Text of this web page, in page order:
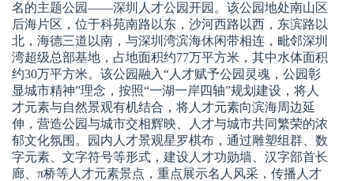
名的主题公园——深圳人才公园开园。该公园地处南山区
后海片区，位于科苑南路以东，沙河西路以西，东滨路以
北，海德三道以南，与深圳湾滨海休闲带相连，毗邻深圳
湾超级总部基地，占地面积约77万平方米，其中水体面积
约30万平方米。该公园融入“人才赋予公园灵魂，公园彰
显城市精神”理念，按照“一湖一岸四轴”规划建设，将人
才元素与自然景观有机结合，将人才元素向滨海周边延
伸，营造公园与城市交相辉映、人才与城市共同繁荣的浓
郁文化氛围。园内人才景观星罗棋布，通过雕塑组群、数
字元素、文字符号等形式，建设人才功勋墙、汉字部首长
廊、π桥等人才元素景点，重点展示名人风采，传播人才